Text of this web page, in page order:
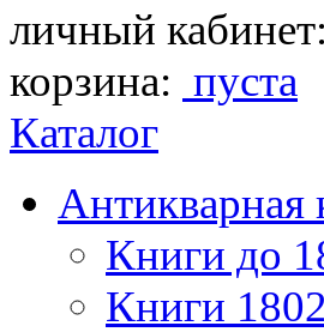
личный кабинет:
корзина: пуста
Каталог
Антикварная
Книги до
Книги